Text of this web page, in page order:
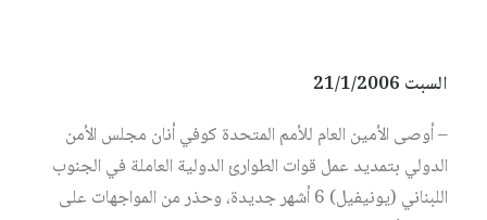
السبت 21/1/2006
– أوصى الأمين العام للأمم المتحدة كوفي أنان مجلس الأمن
الدولي بتمديد عمل قوات الطوارئ الدولية العاملة في الجنوب
اللبناني (يونيفيل) 6 أشهر جديدة، وحذر من المواجهات على